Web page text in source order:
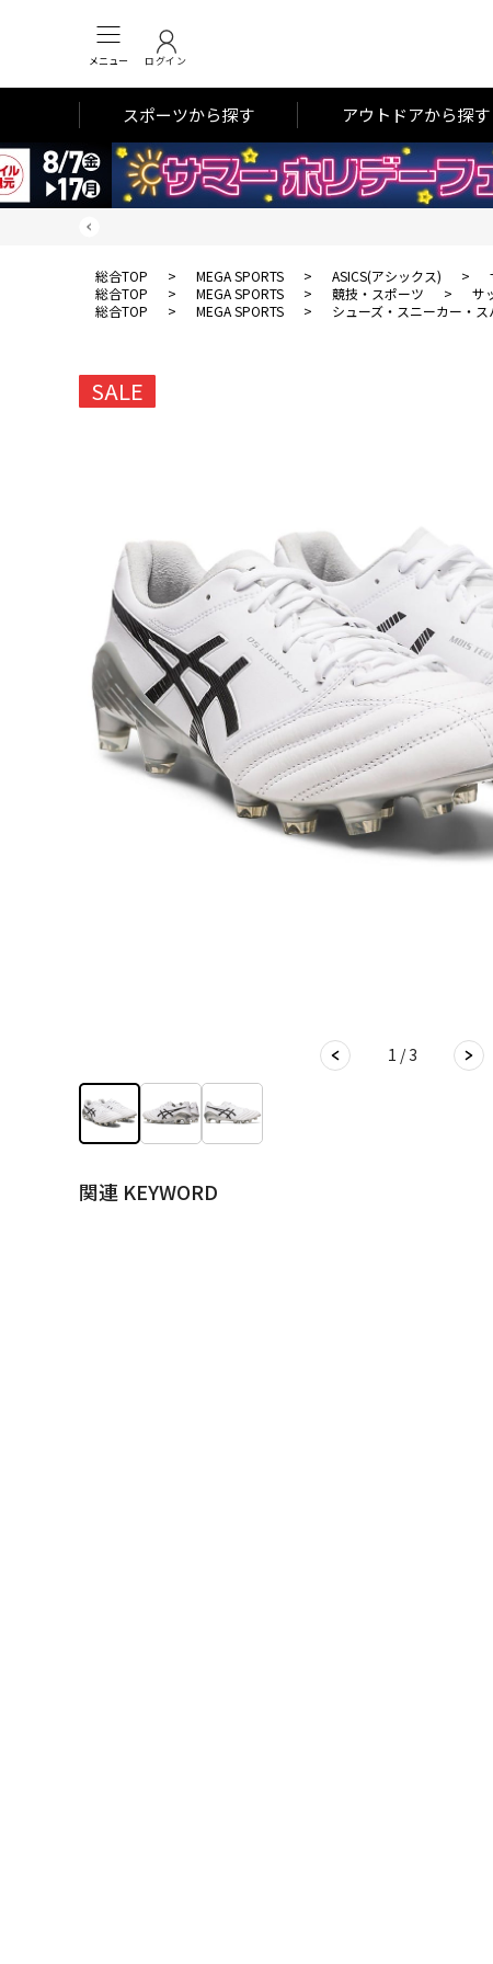
メニュー ログイン
スポーツから探す アウトドアから探す
総合TOP > MEGA SPORTS > ASICS(アシックス) >
総合TOP
> MEGA SPORTS > 競技・スポーツ > サ
総合TOP
> MEGA SPORTS > シューズ・スニーカー・ス
SALE
1 / 3
関連 KEYWORD